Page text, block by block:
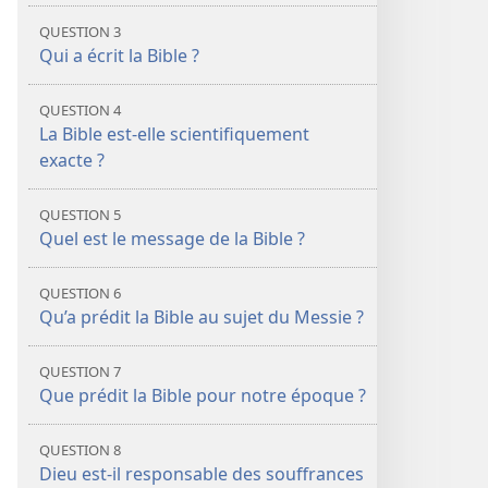
2018)
QUESTION 3
Qui a écrit la Bible ?
QUESTION 4
La Bible est-​elle scientifiquement
exacte ?
QUESTION 5
Quel est le message de la Bible ?
QUESTION 6
Qu’a prédit la Bible au sujet du Messie ?
QUESTION 7
Que prédit la Bible pour notre époque ?
QUESTION 8
Dieu est-​il responsable des souffrances